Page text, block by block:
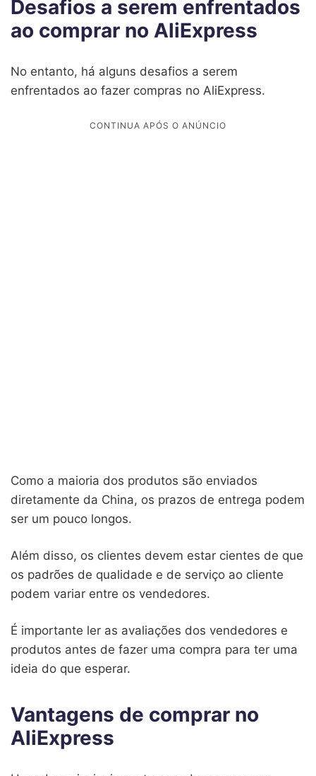
Desafios a serem enfrentados
ao comprar no AliExpress
No entanto, há alguns desafios a serem
enfrentados ao fazer compras no AliExpress.
Como a maioria dos produtos são enviados
diretamente da China, os prazos de entrega podem
ser um pouco longos.
Além disso, os clientes devem estar cientes de que
os padrões de qualidade e de serviço ao cliente
podem variar entre os vendedores.
É importante ler as avaliações dos vendedores e
produtos antes de fazer uma compra para ter uma
ideia do que esperar.
Vantagens de comprar no
AliExpress